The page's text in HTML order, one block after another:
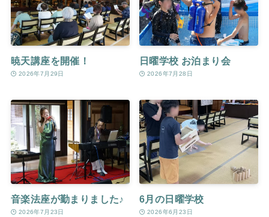
暁天講座を開催！
2026年7月29日
日曜学校 お泊まり会
2026年7月28日
音楽法座が勤まりました♪
2026年7月23日
6月の日曜学校
2026年6月23日